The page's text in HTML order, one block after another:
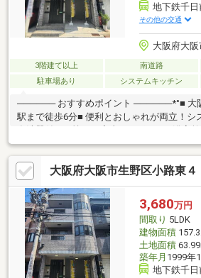
地下鉄千日
その他の交通
大阪府大
3階建て以上 南道路
駐車場あり
システムキッチン
────── おすすめポイント ──────*°■ 大阪市千日前線「北巽」
駅まで徒歩6分■ 便利とおしゃれが両立！シ
生を抑制■ スーパー、コンビニまで徒歩5
にお問い合わせ下さい♪ ／──────── 周辺環境 ────────*°■
食品館アプロ生野小路店：徒歩3分■ ローソ
5分■ ウエルシア生野巽北店：徒歩3分■ エ
分■ 生野東小路郵便局：徒歩4分
大阪府大阪市生野区小路東４
3,680万円
間取り 5LDK
建物面積
土地面積
築年月 1999年
地下鉄千日